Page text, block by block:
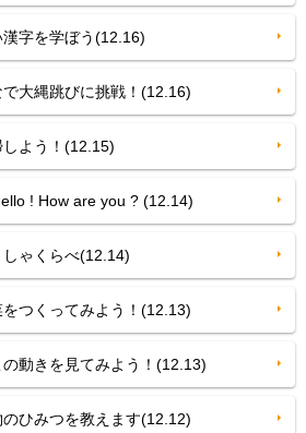
字を学ぼう(12.16)
大縄跳びに挑戦！(12.16)
よう！(12.15)
! How are you ? (12.14)
ゃくらべ(12.14)
つくってみよう！(12.13)
動きを見てみよう！(12.13)
ひみつを教えます(12.12)